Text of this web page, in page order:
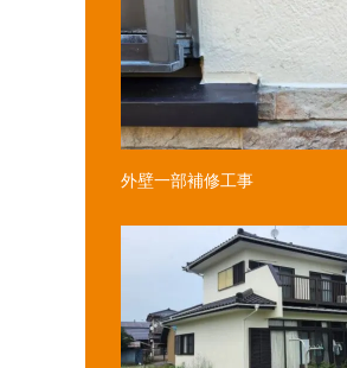
外壁一部補修工事